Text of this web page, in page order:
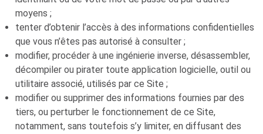
moyens ;
tenter d’obtenir l’accès à des informations confidentielles
que vous n’êtes pas autorisé à consulter ;
modifier, procéder à une ingénierie inverse, désassembler,
décompiler ou pirater toute application logicielle, outil ou
utilitaire associé, utilisés par ce Site ;
modifier ou supprimer des informations fournies par des
tiers, ou perturber le fonctionnement de ce Site,
notamment, sans toutefois s’y limiter, en diffusant des